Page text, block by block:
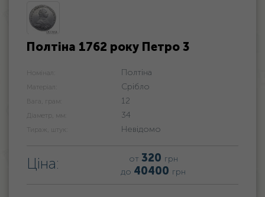
Полтіна 1762 року Петро 3
Номінал: Полтіна
Матеріал: Срібло
Вага, грам: 12
Діаметр, мм: 34
Тираж, штук: Невідомо
Ціна: от 320 грн
до 40400 грн